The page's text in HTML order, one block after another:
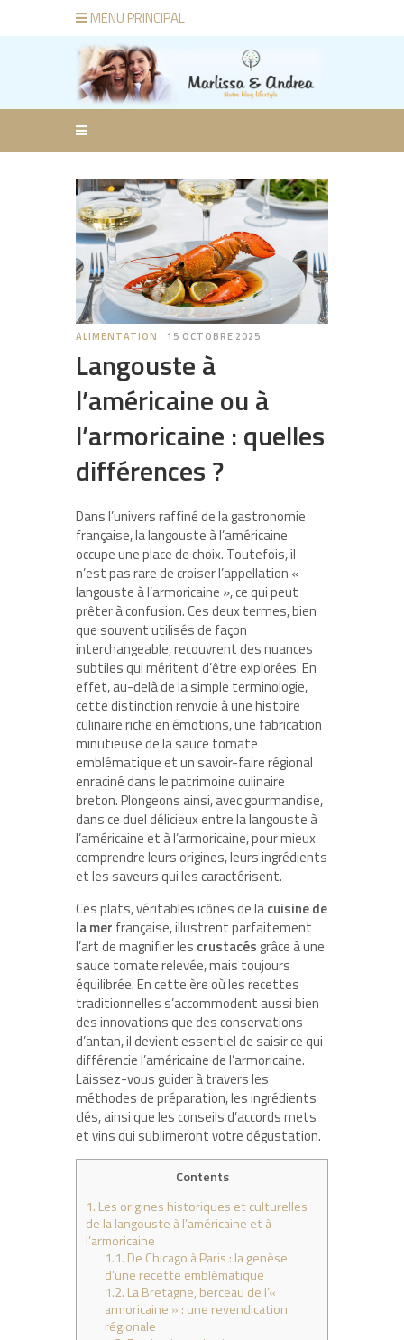
MENU PRINCIPAL
ALIMENTATION 15 OCTOBRE 2025
Langouste à
l’américaine ou à
l’armoricaine : quelles
différences ?
Dans l’univers raffiné de la gastronomie
française, la langouste à l’américaine
occupe une place de choix. Toutefois, il
n’est pas rare de croiser l’appellation «
langouste à l’armoricaine », ce qui peut
prêter à confusion. Ces deux termes, bien
que souvent utilisés de façon
interchangeable, recouvrent des nuances
subtiles qui méritent d’être explorées. En
effet, au-delà de la simple terminologie,
cette distinction renvoie à une histoire
culinaire riche en émotions, une fabrication
minutieuse de la sauce tomate
emblématique et un savoir-faire régional
enraciné dans le patrimoine culinaire
breton. Plongeons ainsi, avec gourmandise,
dans ce duel délicieux entre la langouste à
l’américaine et à l’armoricaine, pour mieux
comprendre leurs origines, leurs ingrédients
et les saveurs qui les caractérisent.
Ces plats, véritables icônes de lacuisine de
la mer française, illustrent parfaitement
l’art de magnifier les crustacés grâce à une
sauce tomate relevée, mais toujours
équilibrée. En cette ère où les recettes
traditionnelles s’accommodent aussi bien
des innovations que des conservations
d’antan, il devient essentiel de saisir ce qui
différencie l’américaine de l’armoricaine.
Laissez-vous guider à travers les
méthodes de préparation, les ingrédients
clés, ainsi que les conseils d’accords mets
et vins qui sublimeront votre dégustation.
Contents
1. Les origines historiques et culturelles
de la langouste à l’américaine et à
l’armoricaine
1.1. De Chicago à Paris : la genèse
d’une recette emblématique
1.2. La Bretagne, berceau de l’«
armoricaine » : une revendication
régionale